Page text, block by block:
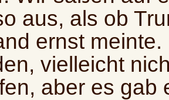
aus, als ob
ernst
vielleicht
aber es gab